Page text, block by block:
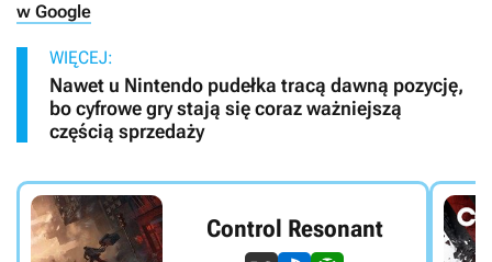
w Google
WIĘCEJ:
Nawet u Nintendo pudełka tracą dawną pozycję,
bo cyfrowe gry stają się coraz ważniejszą
częścią sprzedaży
Control Resonant